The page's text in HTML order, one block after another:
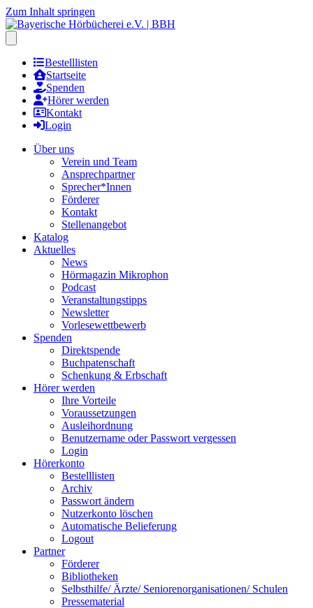
Zum Inhalt springen
Bestelllisten
Startseite
Spenden
Hörer werden
Kontakt
Login
Über uns
Verein und Team
Ansprechpartner
Sprecher*Innen
Förderer
Kontakt
Stellenangebot
Katalog
Aktuelles
News
Hörmagazin Mikrophon
Podcast
Veranstaltungstipps
Newsletter
Vorlesewettbewerb
Spenden
Direktspende
Buchpatenschaft
Schenkung & Erbschaft
Hörer werden
Ihre Vorteile
Voraussetzungen
Ausleihordnung
Benutzername oder Passwort vergessen
Login
Hörerkonto
Bestelllisten
Archiv
Passwort ändern
Nutzerkonto löschen
Automatische Belieferung
Logout
Partner
Förderer
Bibliotheken
Selbsthilfe/ Ärzte/ Seniorenorganisationen/ Schulen
Pressematerial